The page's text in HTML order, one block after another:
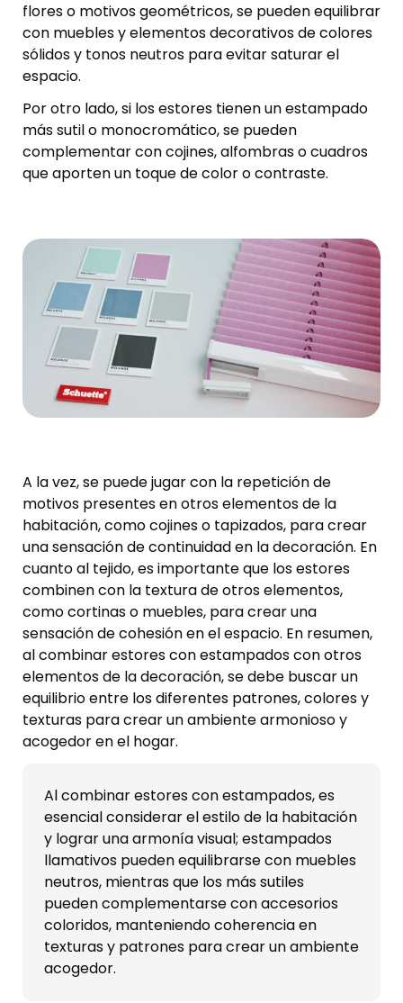
flores o motivos geométricos, se pueden equilibrar
con muebles y elementos decorativos de colores
sólidos y tonos neutros para evitar saturar el
espacio.
Por otro lado, si los estores tienen un estampado
más sutil o monocromático, se pueden
complementar con cojines, alfombras o cuadros
que aporten un toque de color o contraste.
A la vez, se puede jugar con la repetición de
motivos presentes en otros elementos de la
habitación, como cojines o tapizados, para crear
una sensación de continuidad en la decoración. En
cuanto al tejido, es importante que los estores
combinen con la textura de otros elementos,
como cortinas o muebles, para crear una
sensación de cohesión en el espacio. En resumen,
al combinar estores con estampados con otros
elementos de la decoración, se debe buscar un
equilibrio entre los diferentes patrones, colores y
texturas para crear un ambiente armonioso y
acogedor en el hogar.
Al combinar estores con estampados, es
esencial considerar el estilo de la habitación
y lograr una armonía visual; estampados
llamativos pueden equilibrarse con muebles
neutros, mientras que los más sutiles
pueden complementarse con accesorios
coloridos, manteniendo coherencia en
texturas y patrones para crear un ambiente
acogedor.